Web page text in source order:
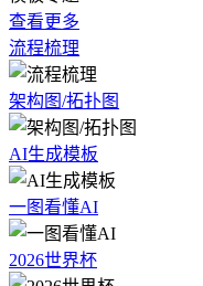
查看更多
流程梳理
架构图/拓扑图
AI生成模板
一图看懂AI
2026世界杯